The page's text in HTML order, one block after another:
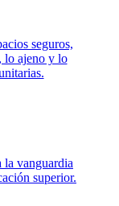
seguros,
lo ajeno y lo
vanguardia
superior.